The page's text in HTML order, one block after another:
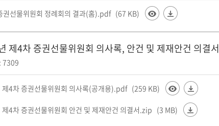
권선물위원회 정례회의 결과(홈).pdf (67 KB)
제4차 증권선물위원회 의사록, 안건 및 제재안건 의결서
7309
4차 증권선물위원회 의사록(공개용).pdf (259 KB)
4차 증권선물위원회 안건 및 제재안건 의결서.zip (3 MB)